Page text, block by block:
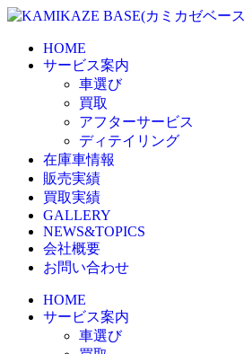
HOME
サービス案内
車選び
買取
アフターサービス
ディテイリング
在庫車情報
販売実績
買取実績
GALLERY
NEWS&TOPICS
会社概要
お問い合わせ
HOME
サービス案内
車選び